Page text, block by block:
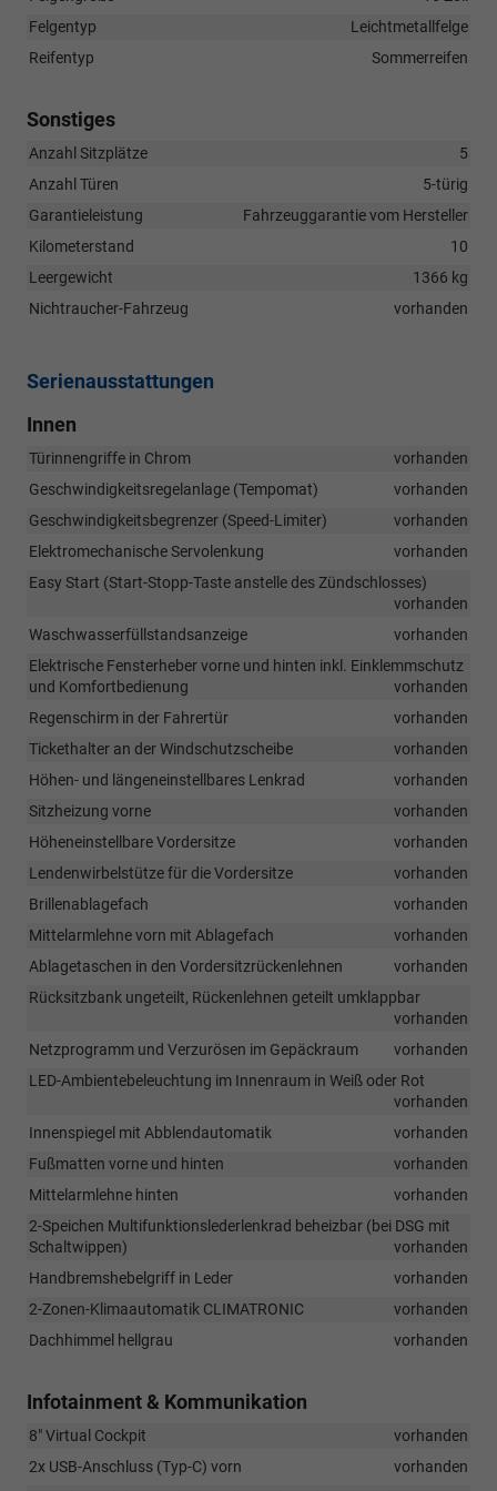
Felgentyp
Leichtmetallfelge
Reifentyp
Sommerreifen
Sonstiges
Anzahl Sitzplätze
5
Anzahl Türen
5-türig
Garantieleistung
Fahrzeuggarantie vom Hersteller
Kilometerstand
10
Leergewicht
1366 kg
Nichtraucher-Fahrzeug
vorhanden
Serienausstattungen
Innen
Türinnengriffe in Chrom
vorhanden
Geschwindigkeitsregelanlage (Tempomat)
vorhanden
Geschwindigkeitsbegrenzer (Speed-Limiter)
vorhanden
Elektromechanische Servolenkung
vorhanden
Easy Start (Start-Stopp-Taste anstelle des Zündschlosses)
vorhanden
Waschwasserfüllstandsanzeige
vorhanden
Elektrische Fensterheber vorne und hinten inkl. Einklemmschutz
und Komfortbedienung
vorhanden
Regenschirm in der Fahrertür
vorhanden
Tickethalter an der Windschutzscheibe
vorhanden
Höhen- und längeneinstellbares Lenkrad
vorhanden
Sitzheizung vorne
vorhanden
Höheneinstellbare Vordersitze
vorhanden
Lendenwirbelstütze für die Vordersitze
vorhanden
Brillenablagefach
vorhanden
Mittelarmlehne vorn mit Ablagefach
vorhanden
Ablagetaschen in den Vordersitzrückenlehnen
vorhanden
Rücksitzbank ungeteilt, Rückenlehnen geteilt umklappbar
vorhanden
Netzprogramm und Verzurösen im Gepäckraum
vorhanden
LED-Ambientebeleuchtung im Innenraum in Weiß oder Rot
vorhanden
Innenspiegel mit Abblendautomatik
vorhanden
Fußmatten vorne und hinten
vorhanden
Mittelarmlehne hinten
vorhanden
2-Speichen Multifunktionslederlenkrad beheizbar (bei DSG mit
Schaltwippen)
vorhanden
Handbremshebelgriff in Leder
vorhanden
2-Zonen-Klimaautomatik CLIMATRONIC
vorhanden
Dachhimmel hellgrau
vorhanden
Infotainment & Kommunikation
8" Virtual Cockpit
vorhanden
2x USB-Anschluss (Typ-C) vorn
vorhanden